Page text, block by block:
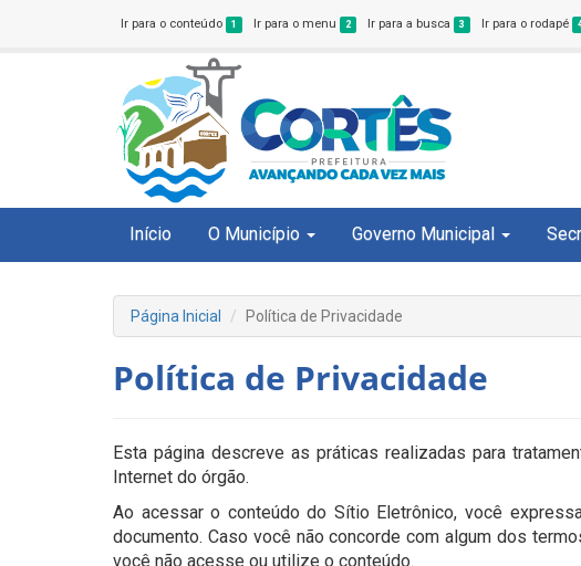
Ir para o conteúdo 1 Ir para o menu 2 Ir para a busca 3 Ir para o rodapé
Início O Município Governo Municipal
Página Inicial Política de Privacidade
Política de Privacidade
Esta página descreve as práticas realizadas para
Internet do órgão.
Ao acessar o conteúdo do Sítio Eletrônico, você
documento. Caso você não concorde com algum dos
você não acesse ou utilize o conteúdo.